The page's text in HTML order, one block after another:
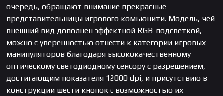
очередь, обращают внимание прекрасные
представительницы игрового комьюнити. Модель, чей
внешний вид дополнен эффектной RGB-подсветкой,
можно с уверенностью отнести к категории игровых
манипуляторов благодаря высококачественному
оптическому светодиодному сенсору с разрешением,
достигающим показателя 12000 dpi, и присутствию в
конструкции шести кнопок с возможностью их